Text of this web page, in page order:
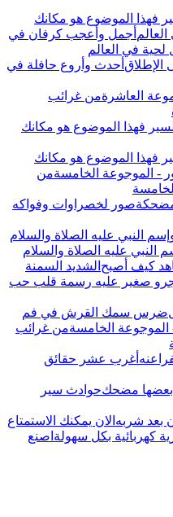
فهذا الموضوع هو مكانك
أجمل وأعجب كرفان في
لحية في العالم
أحدث وأروع حافلة في
من غرائب
فهذا الموضوع هو مكانك
من
صور لخصراوات وفواكه
النبي عليه الصلاة والسلام
الشديد السمنة
ضرس سمك القرش في فم
من غرائب
أغرب عشر حقائق
حوادث سير
الان يمكنك الاستمتاع
اصنع